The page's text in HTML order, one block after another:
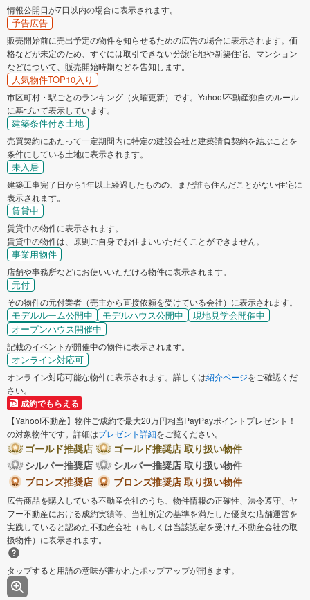
情報公開日が7日以内の場合に表示されます。
予告広告
販売開始前に売出予定の物件を知らせるための広告の場合に表示されます。価
格などが未定のため、すぐには取引できない分譲宅地や新築住宅、マンション
などについて、販売開始時期などを告知します。
人気物件TOP10入り
市区町村・駅ごとのランキング（火曜更新）です。Yahoo!不動産独自のルール
に基づいて表示しています。
建築条件付き土地
売買契約にあたって一定期間内に特定の建設会社と建築請負契約を結ぶことを
条件にしている土地に表示されます。
未入居
建築工事完了日から1年以上経過したものの、まだ誰も住んだことがない住宅に
表示されます。
賃貸中
賃貸中の物件に表示されます。
賃貸中の物件は、原則ご自身でお住まいいただくことができません。
事業用物件
店舗や事務所などにお使いいただける物件に表示されます。
元付
その物件の元付業者（売主から直接依頼を受けている会社）に表示されます。
モデルルーム公開中 モデルハウス公開中
現地見学会開催中
オープンハウス開催中
記載のイベントが開催中の物件に表示されます。
オンライン対応可
オンライン対応可能な物件に表示されます。詳しくは紹介ページをご確認くだ
さい。
成約でもらえる
【Yahoo!不動産】物件ご成約で最大20万円相当PayPayポイントプレゼント！
の対象物件です。詳細はプレゼント詳細をご覧ください。
ゴールド推奨店
ゴールド推奨店 取り扱い物件
シルバー推奨店
シルバー推奨店 取り扱い物件
ブロンズ推奨店
ブロンズ推奨店 取り扱い物件
広告商品を購入している不動産会社のうち、物件情報の正確性、法令遵守、ヤ
フー不動産における成約実績等、当社所定の基準を満たした優良な店舗運営を
実践していると認めた不動産会社（もしくは当該認定を受けた不動産会社の取
扱物件）に表示されます。
タップすると用語の意味が書かれたポップアップが開きます。